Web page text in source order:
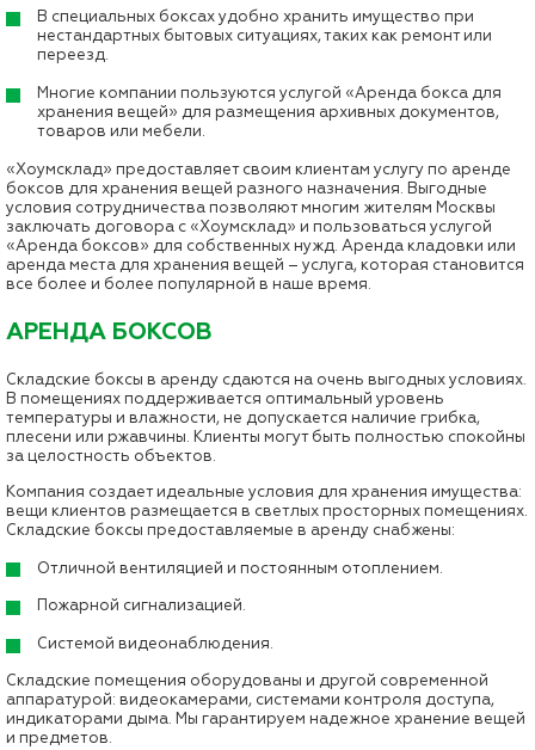
В специальных боксах удобно хранить имущество при
нестандартных бытовых ситуациях, таких как ремонт или
переезд.
Многие компании пользуются услугой «Аренда бокса для
хранения вещей» для размещения архивных документов,
товаров или мебели.
«Хоумсклад» предоставляет своим клиентам услугу по аренде
боксов для хранения вещей разного назначения. Выгодные
условия сотрудничества позволяют многим жителям Москвы
заключать договора с «Хоумсклад» и пользоваться услугой
«Аренда боксов» для собственных нужд. Аренда кладовки или
аренда места для хранения вещей – услуга, которая становится
все более и более популярной в наше время.
АРЕНДА БОКСОВ
Складские боксы в аренду сдаются на очень выгодных условиях.
В помещениях поддерживается оптимальный уровень
температуры и влажности, не допускается наличие грибка,
плесени или ржавчины. Клиенты могут быть полностью спокойны
за целостность объектов.
Компания создает идеальные условия для хранения имущества:
вещи клиентов размещается в светлых просторных помещениях.
Складские боксы предоставляемые в аренду снабжены:
Отличной вентиляцией и постоянным отоплением.
Пожарной сигнализацией.
Системой видеонаблюдения.
Складские помещения оборудованы и другой современной
аппаратурой: видеокамерами, системами контроля доступа,
индикаторами дыма. Мы гарантируем надежное хранение вещей
и предметов.